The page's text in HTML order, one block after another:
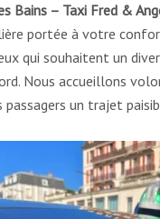
Bains – Taxi Fred &
portée à votre
qui souhaitent un
Nous accueillons
un trajet